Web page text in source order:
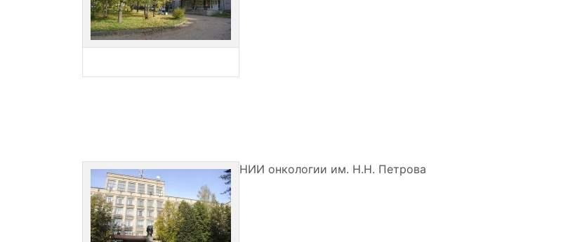
НИИ онкологии им. Н.Н. Петрова